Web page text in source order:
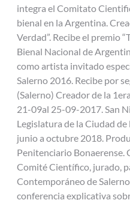
integra el Comitato
bienal en la Argentina.
Verdad”. Recibe el premio
Bienal Nacional de
como artista invitado
Salerno 2016. Recibe por
(Salerno) Creador de la
21-09al 25-09-2017. San
Legislatura de la Ciudad
junio a octubre 2018.
Penitenciario Bonaerense.
Comité Científico, jurado,
Contemporáneo de
conferencia explicativa